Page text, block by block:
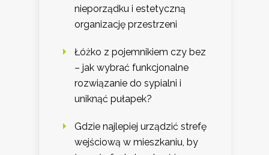
nieporządku i estetyczną
organizację przestrzeni
Łóżko z pojemnikiem czy bez
– jak wybrać funkcjonalne
rozwiązanie do sypialni i
uniknąć pułapek?
Gdzie najlepiej urządzić strefę
wejściową w mieszkaniu, by